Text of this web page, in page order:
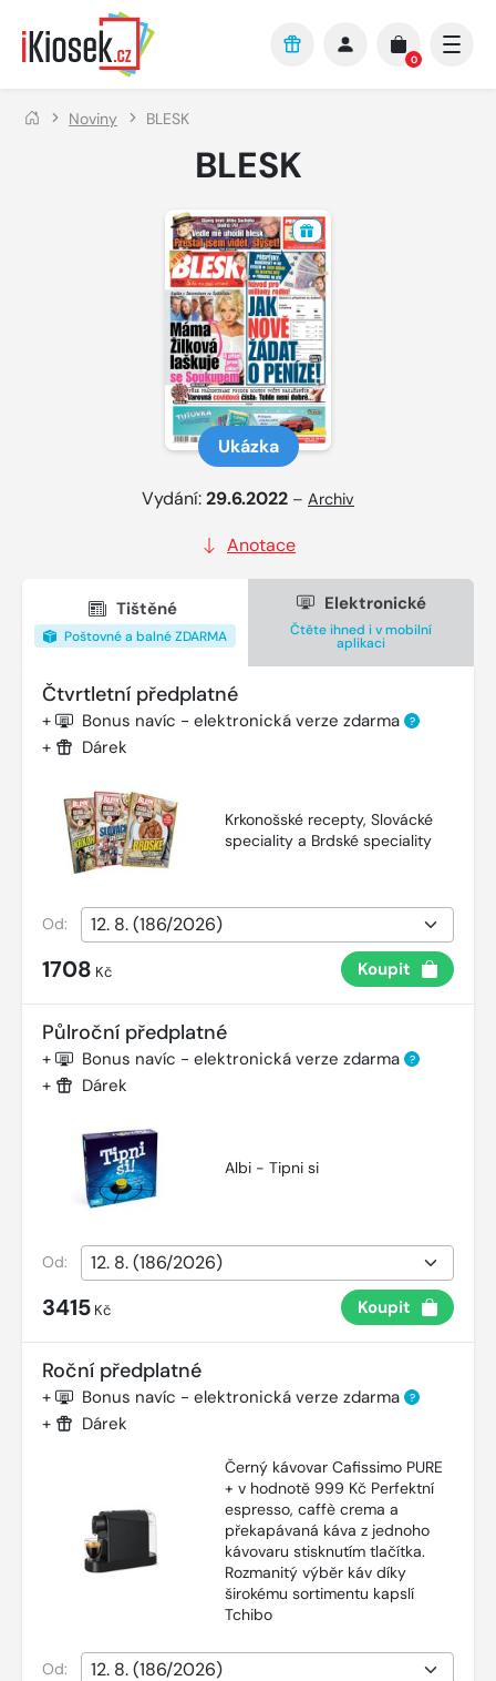
Přejít na hlavní obsah
0
Noviny BLESK
BLESK
Ukázka
Vydání:29.6.2022 – Archiv
Anotace
Tištěné
Poštovné a balné ZDARMA
Elektronické
Čtěte ihned i v mobilní
aplikaci
Čtvrtletní předplatné
+ Bonus navíc - elektronická verze zdarma ?
+ Dárek
Krkonošské recepty, Slovácké
speciality a Brdské speciality
Od:
1708 Kč Koupit
Půlroční předplatné
+ Bonus navíc - elektronická verze zdarma ?
+ Dárek
Albi - Tipni si
Od:
3415 Kč Koupit
Roční předplatné
+ Bonus navíc - elektronická verze zdarma ?
+ Dárek
Černý kávovar Cafissimo PURE
+ v hodnotě 999 Kč Perfektní
espresso, caffè crema a
překapávaná káva z jednoho
kávovaru stisknutím tlačítka.
Rozmanitý výběr káv díky
širokému sortimentu kapslí
Tchibo
Od: